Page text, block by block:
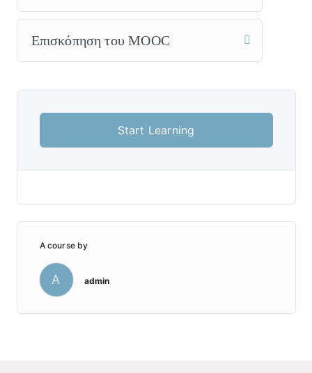
Επισκόπηση του MOOC
Start Learning
A course by
A admin